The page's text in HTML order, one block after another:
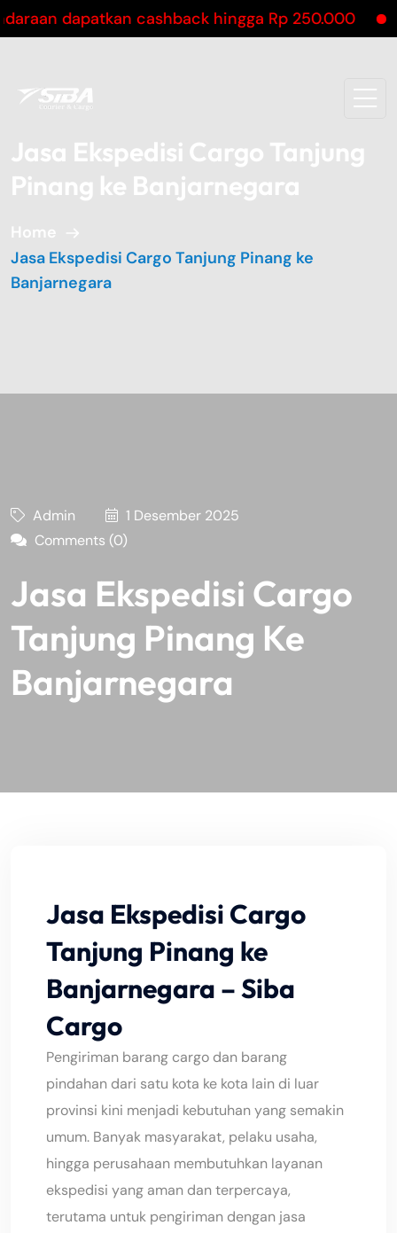
cashback hingga Rp 250.000
Jasa Ekspedisi Cargo Tanjung
Pinang ke Banjarnegara
Home
Jasa Ekspedisi Cargo Tanjung Pinang ke
Banjarnegara
Admin
1 Desember 2025
Comments (0)
Jasa Ekspedisi Cargo
Tanjung Pinang Ke
Banjarnegara
Jasa Ekspedisi Cargo
Tanjung Pinang ke
Banjarnegara – Siba
Cargo
Pengiriman barang cargo dan barang
pindahan dari satu kota ke kota lain di luar
provinsi kini menjadi kebutuhan yang semakin
umum. Banyak masyarakat, pelaku usaha,
hingga perusahaan membutuhkan layanan
ekspedisi yang aman dan terpercaya,
terutama untuk pengiriman dengan jasa